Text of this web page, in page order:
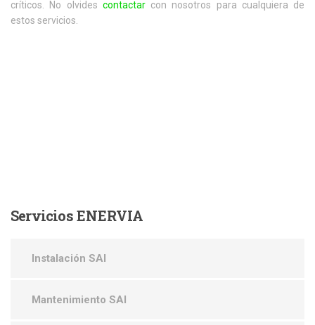
críticos. No olvides contactarcon nosotros para cualquiera de
estos servicios.
ServiciosENERVIA
Instalación SAI
Mantenimiento SAI